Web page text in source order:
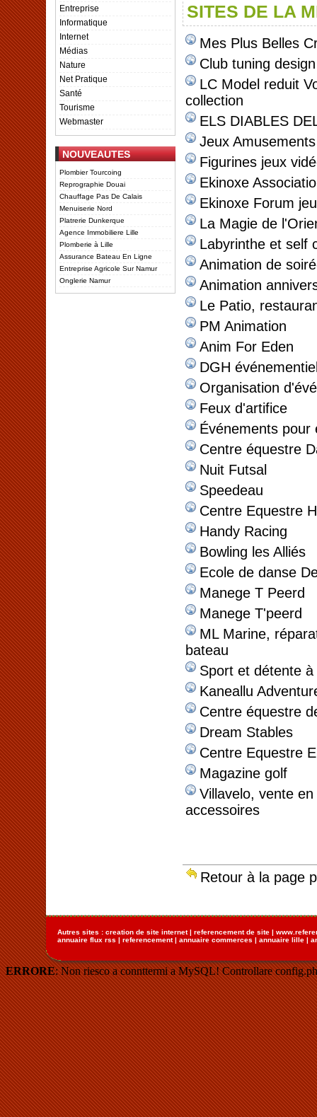
Entreprise
Informatique
Internet
Médias
Nature
Net Pratique
Santé
Tourisme
Webmaster
NOUVEAUTES
Plombier Tourcoing
Reprographie Douai
Chauffage Pas De Calais
Menuiserie Nord
Platrerie Dunkerque
Agence Immobiliere Lille
Plomberie à Lille
Assurance Bateau En Ligne
Entreprise Agricole Sur Namur
Onglerie Namur
SITES DE LA
Mes Plus Belles
Club tuning
LC Model reduit
collection
ELS DIABLES
Jeux
Figurines jeux
Ekinoxe
Ekinoxe Forum
La Magie de
Labyrinthe et self
Animation de
Animation
Le Patio,
PM Animation
Anim For Eden
DGH
Organisation
Feux d'artifice
Événements pour
Centre équestre
Nuit Futsal
Speedeau
Centre Equestre
Handy Racing
Bowling les Alliés
Ecole de danse
Manege T Peerd
Manege T'peerd
ML Marine,
bateau
Sport et détente à
Kaneallu
Centre équestre
Dream Stables
Centre Equestre
Magazine golf
Villavelo, vente
accessoires
Retour à la page
Autres sites : creation de site internet| referencement de site |
annuaire flux rss | referencement| annuaire commerces | annuaire lille |
ERRORE: Non riesco a connttermi a MySQL! Controllare